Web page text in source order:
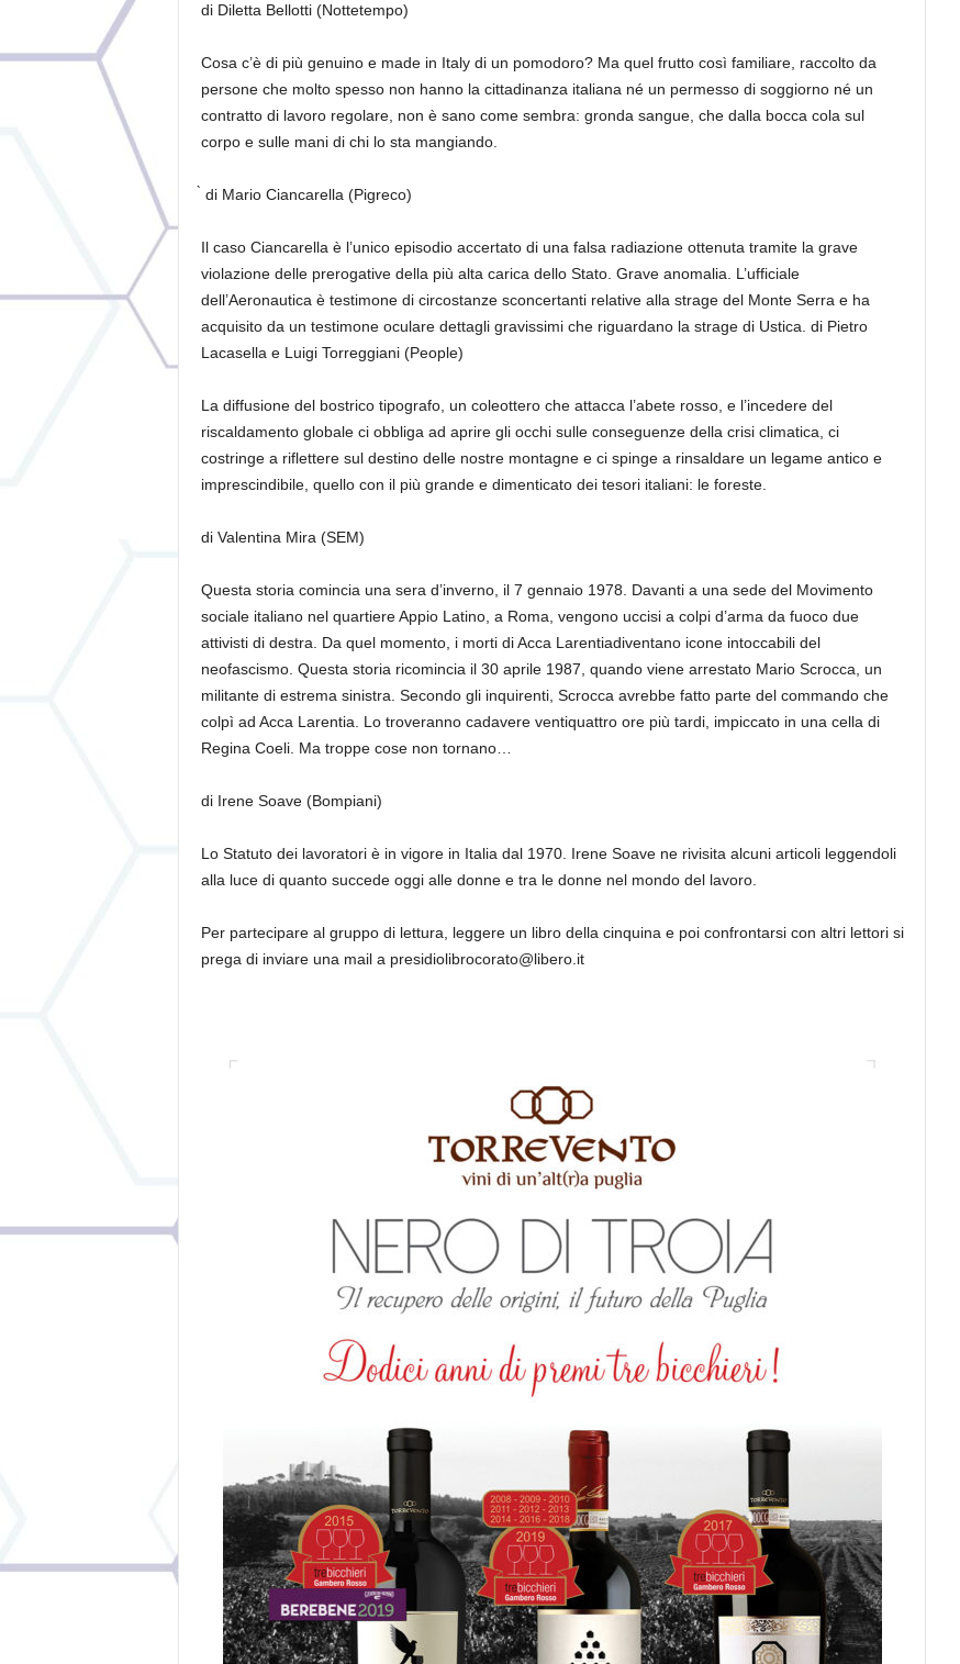
di Diletta Bellotti (Nottetempo)
Cosa c’è di più genuino e made in Italydi un pomodoro? Ma quel frutto così familiare, raccolto da
persone che molto spesso non hanno la cittadinanza italiana né un permesso di soggiorno né un
contratto di lavoro regolare, non è sano come sembra: gronda sangue, che dalla bocca cola sul
corpo e sulle mani di chi lo sta mangiando.
di Mario Ciancarella (Pigreco)
Il caso Ciancarella è l’unico episodio accertato di una falsa radiazione ottenuta tramite la grave
violazione delle prerogative della più alta carica dello Stato. Grave anomalia. L’ufficiale
dell’Aeronautica è testimone di circostanze sconcertanti relative alla strage del Monte Serra e ha
acquisito da un testimone oculare dettagli gravissimi che riguardano la strage di Ustica. di Pietro
Lacasella e Luigi Torreggiani(People)
La diffusione del bostrico tipografo, un coleottero che attacca l’abete rosso, e l’incedere del
riscaldamento globaleci obbliga ad aprire gli occhi sulle conseguenze della crisi climatica, ci
costringe a riflettere sul destino delle nostre montagne e ci spinge a rinsaldare un legame antico e
imprescindibile, quello con il più grande e dimenticato dei tesori italiani: le foreste.
di Valentina Mira (SEM)
Questa storia comincia una sera d’inverno, il 7 gennaio 1978. Davanti a una sede del Movimento
sociale italiano nel quartiere Appio Latino, a Roma, vengono uccisi a colpi d’arma da fuoco due
attivisti di destra. Da quel momento, i morti di Acca Larentiadiventano icone intoccabili del
neofascismo. Questa storia ricomincia il 30 aprile 1987, quando viene arrestato Mario Scrocca, un
militante di estrema sinistra. Secondo gli inquirenti, Scrocca avrebbe fatto parte del commando che
colpì ad Acca Larentia . Lo troveranno cadavere ventiquattro ore più tardi, impiccato in una cella di
Regina Coeli. Ma troppe cose non tornano…
di Irene Soave (Bompiani)
Lo Statuto dei lavoratori è in vigore in Italia dal 1970. Irene Soave ne rivisita alcuni articoli leggendoli
alla luce di quanto succede oggi alle donne e tra le donne nel mondo del lavoro.
Per partecipare al gruppo di lettura, leggere un libro della cinquina e poi confrontarsi con altri lettori si
prega di inviareuna mail a presidiolibrocorato@libero.it